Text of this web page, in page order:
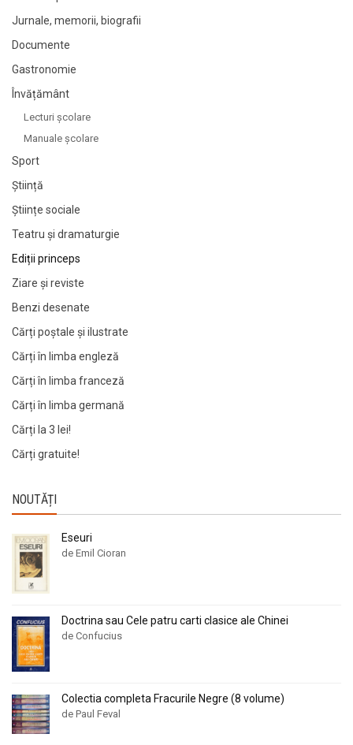
Jurnale, memorii, biografii
Documente
Gastronomie
Învățământ
Lecturi şcolare
Manuale şcolare
Sport
Știință
Științe sociale
Teatru și dramaturgie
Ediții princeps
Ziare şi reviste
Benzi desenate
Cărți poștale și ilustrate
Cărți în limba engleză
Cărți în limba franceză
Cărți în limba germană
Cărți la 3 lei!
Cărți gratuite!
NOUTĂȚI
Eseuri
de Emil Cioran
Doctrina sau Cele patru carti clasice ale Chinei
de Confucius
Colectia completa Fracurile Negre (8 volume)
de Paul Feval